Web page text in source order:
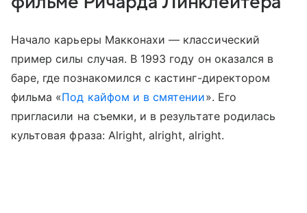
Начало карьеры Макконахи — классический
пример силы случая. В 1993 году он оказался в
баре, где познакомился с кастинг-директором
фильма «Под кайфом и в смятении». Его
пригласили на съемки, и в результате родилась
культовая фраза: Alright, alright, alright.